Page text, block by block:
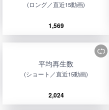
(ロング／直近15動画)
1,569
平均再生数
(ショート／直近15動画)
2,024